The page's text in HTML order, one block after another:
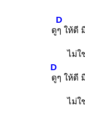
ดู
D
ๆ ให้ดี
ไม่ใ
D
ดูๆ ให้ดี
ไม่ใ